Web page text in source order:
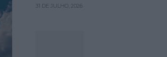
31 DE JULHO, 2026